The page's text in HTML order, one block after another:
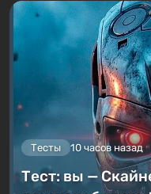
Тесты 10 часов назад
Тест: вы —